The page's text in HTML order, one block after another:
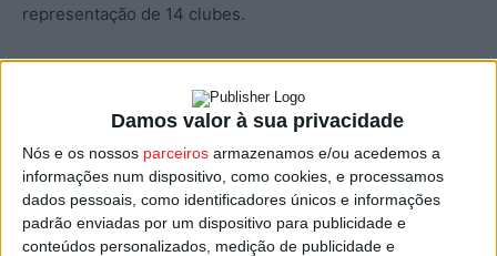
Damos valor à sua privacidade
Nós e os nossos parceiros armazenamos e/ou acedemos a
informações num dispositivo, como cookies, e processamos
dados pessoais, como identificadores únicos e informações
padrão enviadas por um dispositivo para publicidade e
conteúdos personalizados, medição de publicidade e
representação de 14 clubes.
melhores marcas na classe S11, nos 400 metros Livres,
com o tempo de 4.51,66 minutos, nos 200 metros Estilos,
que nadou em 2.43,75m e na distância dos 100 metros
Livres, com o crono de 1.02,43m.
Esta e outras notícias para ouvir na Estação Diária – 96.8